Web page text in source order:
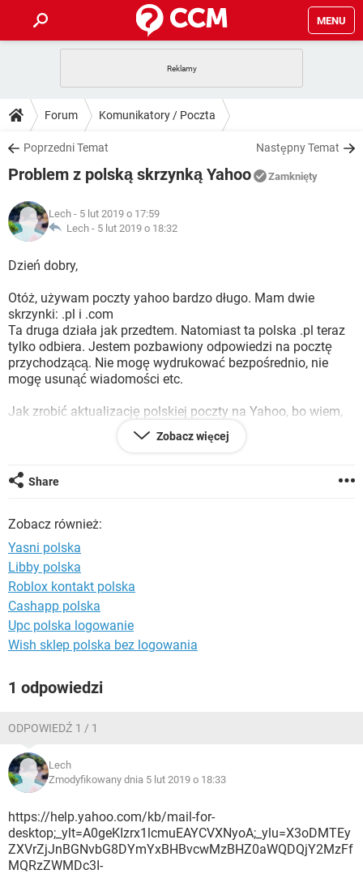
MENU
GRY WHATSAPP
SPOTIFY
INSTAGRAM FACEBOOK
WINDOWS 10
PORADY
PlayStation TIKTOK
INSTAGRAM
WINDOWS 10
DO POBRANIA
ANDROID TIKTOK
GRY
IOS
INSTAGRAM
COVID-19
GRY
SPOTIFY
INSTAGRAM FACEBOOK
WINDOWS 10
ARTYKUŁY
COVID-19
SPOTIFY
INSTAGRAM FACEBOOK
WINDOWS 10
Forum Komunikatory / Poczta
Poprzedni Temat Następny Temat
Problem z polską skrzynką Yahoo Zamknięty
Lech - 5 lut 2019 o 17:59
Lech - 5 lut 2019 o 18:32
Dzień dobry,
Otóż, używam poczty yahoo bardzo długo. Mam dwie
skrzynki: .pl i .com
Ta druga działa jak przedtem. Natomiast ta polska .pl teraz
tylko odbiera. Jestem pozbawiony odpowiedzi na pocztę
przychodzącą. Nie mogę wydrukować bezpośrednio, nie
mogę usunąć wiadomości etc.
Jak zrobić aktualizację polskiej poczty na Yahoo, bo wiem,
że Yahoo namieszał i już należy do AOL i są problemy.
Zrezygnować nie mogę bo wszędzie mam podany ten adres,
wiadomo...
Zobacz więcej
Share
Zobacz również:
Yasni polska
Libby polska
Roblox kontakt polska
Cashapp polska
Upc polska logowanie
Wish sklep polska bez logowania
1 odpowiedzi
ODPOWIEDŹ 1 / 1
Lech
Zmodyfikowany dnia 5 lut 2019 o 18:33
https://help.yahoo.com/kb/mail-for-
desktop;_ylt=A0geKIzrx1lcmuEAYCVXNyoA;_ylu=X3oDMTEy
ZXVrZjJnBGNvbG8DYmYxBHBvcwMzBHZ0aWQDQjY2MzFf
MQRzZWMDc3I-